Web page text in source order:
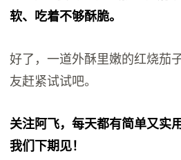
软、吃着不够酥脆。
好了，一道外酥里嫩的红烧茄
友赶紧试试吧。
关注阿飞，每天都有简单又实
我们下期见！